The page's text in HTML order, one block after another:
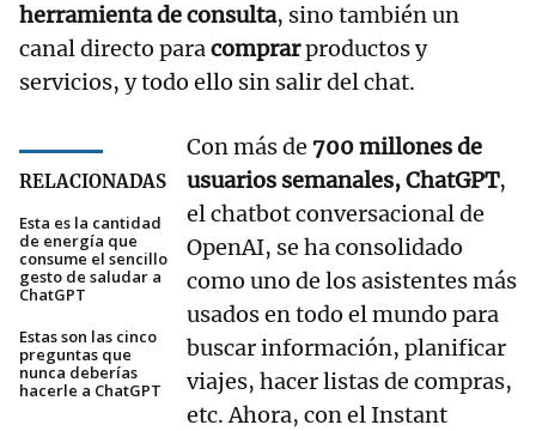
herramienta de consulta, sino también un
canal directo paracomprarproductos y
servicios, y todo ello sin salir del chat.
RELACIONADAS
Esta es la cantidad
de energía que
consume el sencillo
gesto de saludar a
ChatGPT
Estas son las cinco
preguntas que
nunca deberías
hacerle a ChatGPT
Con más de 700 millones de
usuarios semanales, ChatGPT,
el chatbot conversacional de
OpenAI, se ha consolidado
como uno de los asistentes más
usados en todo el mundo para
buscar información, planificar
viajes, hacer listas de compras,
etc. Ahora, con el Instant